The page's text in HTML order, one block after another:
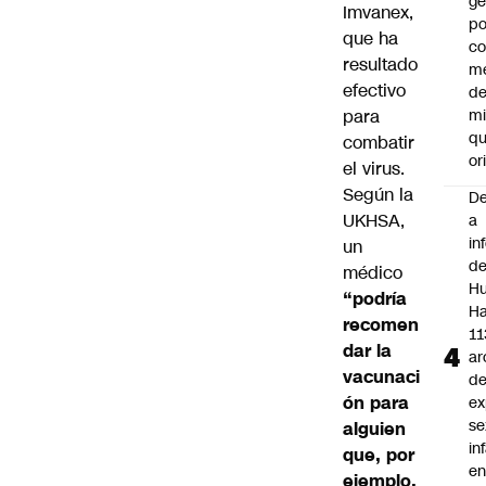
Imvanex,
que ha
resultado
efectivo
para
combatir
el virus.
Según la
UKHSA,
un
médico
“podría
recomen
dar la
vacunaci
ón para
alguien
que, por
ejemplo,
a
de
de
en